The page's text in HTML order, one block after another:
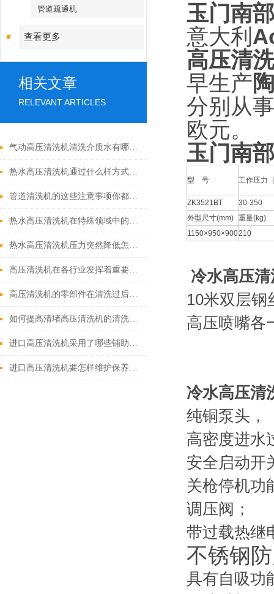
管道疏通机
查看更多
相关文章
RELEVANT ARTICLES
气动高压清洗机清洗介质水有哪些优点
热水高压清洗机通过什么样方式来实现增压呢
管道清洗机的这些注意事项你都落实到位了吗
热水高压清洗机在特殊领域中的应用
热水高压清洗机压力突然降低怎么回事
高压清洗机在各行业发挥着重要的作用
高压清洗机的零部件在清洗过后还需要注意什么
如何提高清堵高压清洗机的清洗效果？
进口高压清洗机采用了哪些铺助系统
进口高压清洗机要怎样维护保养才算合理呢
玉门南
意大利
高压清
早生产
分别从
欧元。
玉门南
型 号 工作压力
ZK3521BT
30-350
外型尺寸(mm) 重量(kg)
1150×950×900210
冷水高压
10米双层钢
高压喷嘴各
冷水高压清
纯铜泵头，
高密度进水
安全启动开
关枪停机功
调压阀；
带过载热继
不锈钢
具有自吸功